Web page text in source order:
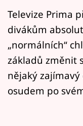
Mámy sobě
Přihlášení
Sledujte nás
Televize Prima
divákům
„normálních“
základů změnit
nějaký
osudem po